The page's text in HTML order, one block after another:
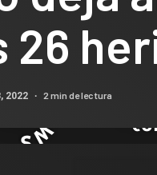
26
2022 2 min de lectura